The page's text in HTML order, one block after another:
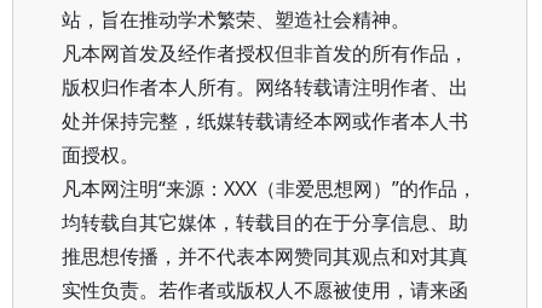
站，旨在推动学术繁荣、塑造社会精神。
凡本网首发及经作者授权但非首发的所有作品，
版权归作者本人所有。网络转载请注明作者、出
处并保持完整，纸媒转载请经本网或作者本人书
面授权。
凡本网注明“来源：XXX（非爱思想网）”的作品，
均转载自其它媒体，转载目的在于分享信息、助
推思想传播，并不代表本网赞同其观点和对其真
实性负责。若作者或版权人不愿被使用，请来函